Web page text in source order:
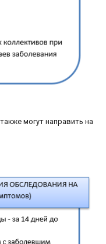
могут направить на